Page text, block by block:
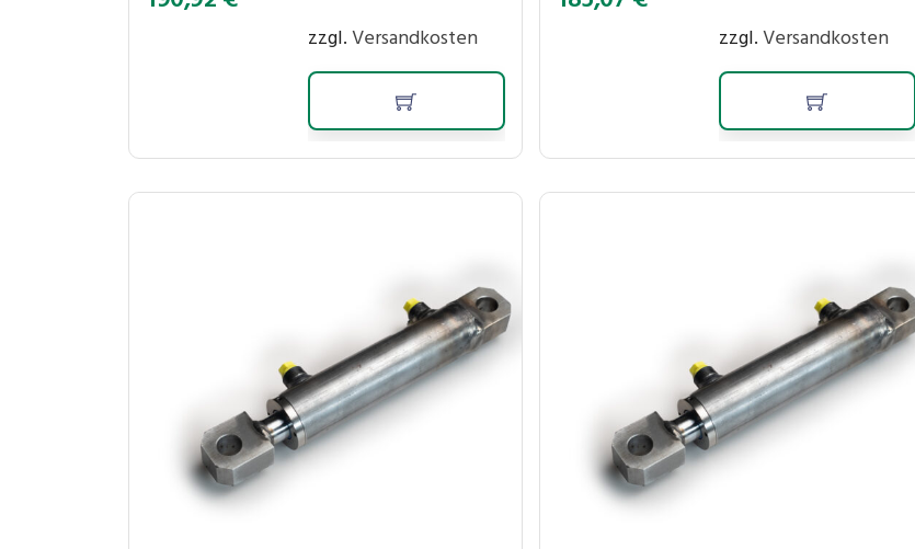
zzgl.Versandkosten
zzgl.Versandkosten